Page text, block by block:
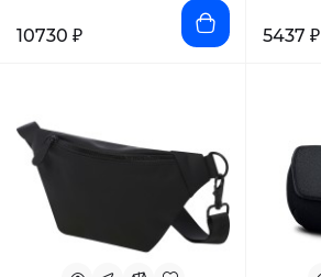
10730 ₽ 5437 ₽